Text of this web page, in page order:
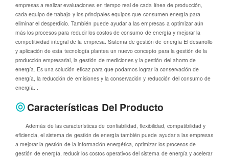
empresas a realizar evaluaciones en tiempo real de cada línea de producción,
cada equipo de trabajo y los principales equipos que consumen energía para
eliminar el desperdicio. También puede ayudar a las empresas a optimizar aún
más los procesos para reducir los costos de consumo de energía y mejorar la
competitividad integral de la empresa. Sistema de gestión de energía El desarrollo
y aplicación de esta tecnología plantea un nuevo concepto para la gestión de la
producción empresarial, la gestión de mediciones y la gestión del ahorro de
energía. Es una solución eficaz para que podamos lograr la conservación de
energía, la reducción de emisiones y la conservación y reducción del consumo de
energía. .
Características Del Producto
Además de las características de confiabilidad, flexibilidad, compatibilidad y
eficiencia, el sistema de gestión de energía también puede ayudar a las empresas
a mejorar la gestión de la información energética, optimizar los procesos de
gestión de energía, reducir los costos operativos del sistema de energía y acelerar